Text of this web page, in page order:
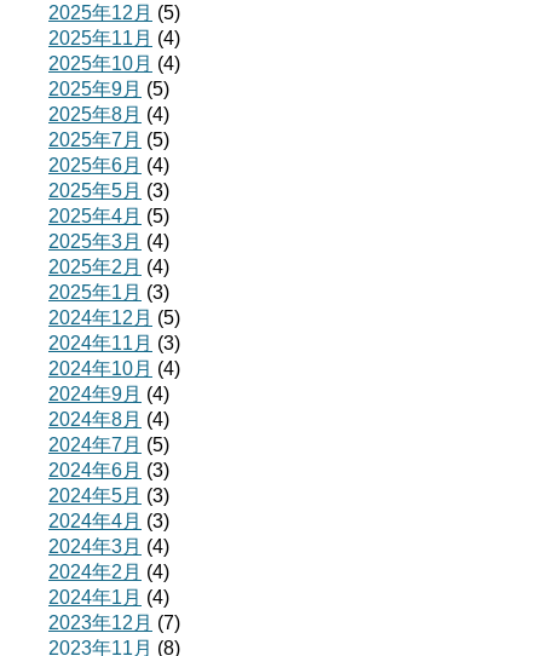
2025年12月 (5)
2025年11月 (4)
2025年10月 (4)
2025年9月 (5)
2025年8月 (4)
2025年7月 (5)
2025年6月 (4)
2025年5月 (3)
2025年4月 (5)
2025年3月 (4)
2025年2月 (4)
2025年1月 (3)
2024年12月 (5)
2024年11月 (3)
2024年10月 (4)
2024年9月 (4)
2024年8月 (4)
2024年7月 (5)
2024年6月 (3)
2024年5月 (3)
2024年4月 (3)
2024年3月 (4)
2024年2月 (4)
2024年1月 (4)
2023年12月 (7)
2023年11月 (8)